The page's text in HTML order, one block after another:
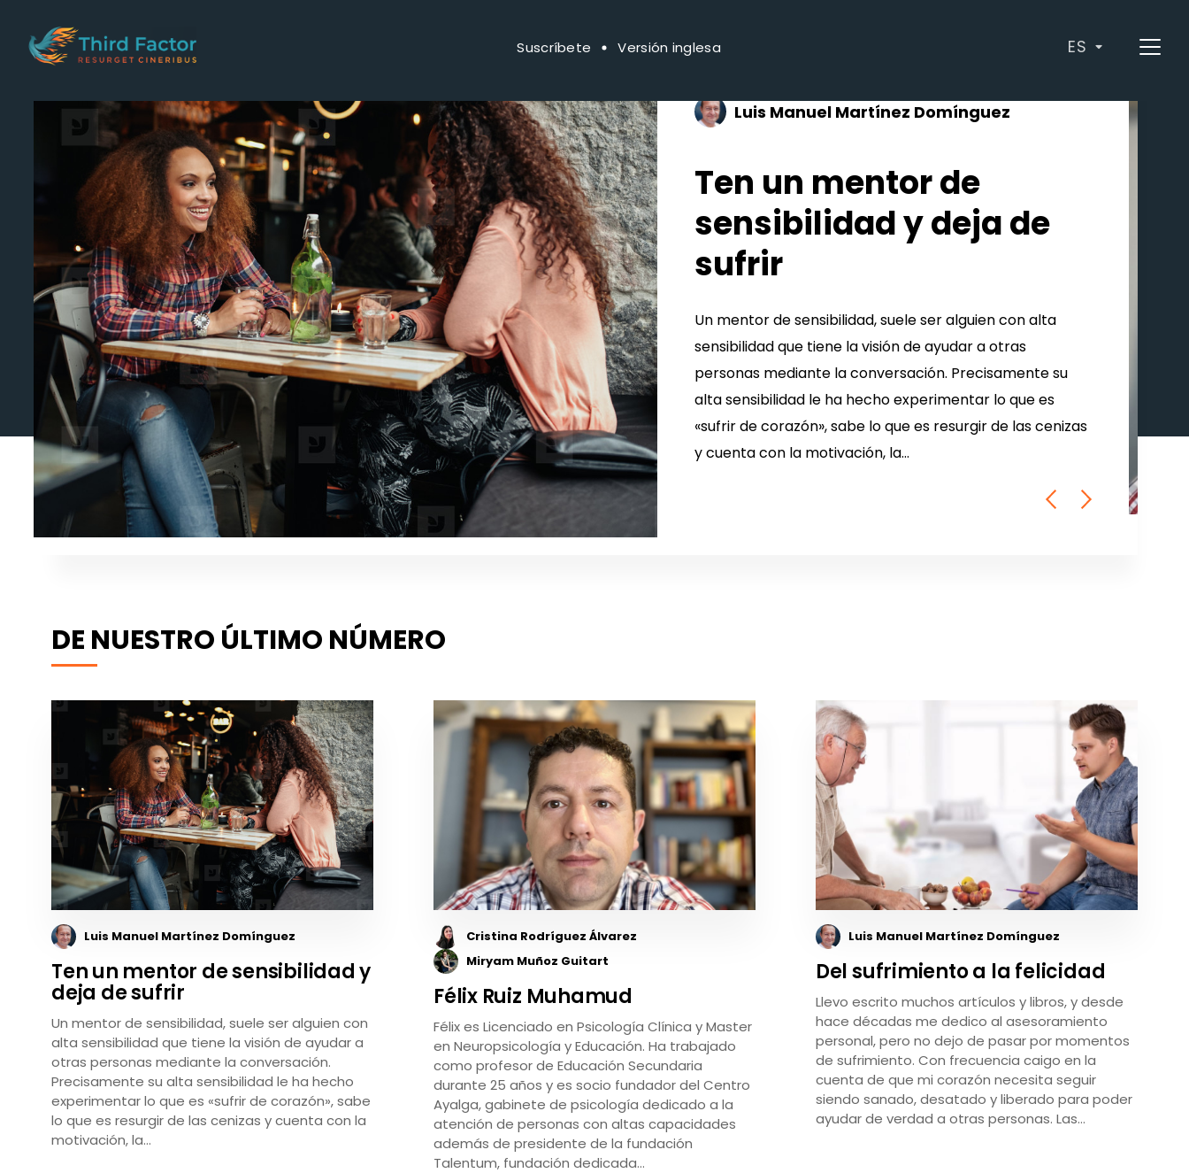
Suscríbete Versión inglesa ES
Luis Manuel Martínez Domínguez
Ten un mentor de
sensibilidad y deja de
sufrir
Un mentor de sensibilidad, suele ser alguien con alta
sensibilidad que tiene la visión de ayudar a otras
personas mediante la conversación. Precisamente su
alta sensibilidad le ha hecho experimentar lo que es
«sufrir de corazón», sabe lo que es resurgir de las cenizas
y cuenta con la motivación, la…
DE NUESTRO ÚLTIMO NÚMERO
Luis Manuel Martínez Domínguez
Ten un mentor de sensibilidad y
deja de sufrir
Un mentor de sensibilidad, suele ser alguien con
alta sensibilidad que tiene la visión de ayudar a
otras personas mediante la conversación.
Precisamente su alta sensibilidad le ha hecho
experimentar lo que es «sufrir de corazón», sabe
lo que es resurgir de las cenizas y cuenta con la
motivación, la…
Cristina Rodríguez Álvarez
Miryam Muñoz Guitart
Félix Ruiz Muhamud
Félix es Licenciado en Psicología Clínica y Master
en Neuropsicología y Educación. Ha trabajado
como profesor de Educación Secundaria
durante 25 años y es socio fundador del Centro
Ayalga, gabinete de psicología dedicado a la
atención de personas con altas capacidades
además de presidente de la fundación
Talentum, fundación dedicada…
Luis Manuel Martínez Domínguez
Del sufrimiento a la felicidad
Llevo escrito muchos artículos y libros, y desde
hace décadas me dedico al asesoramiento
personal, pero no dejo de pasar por momentos
de sufrimiento. Con frecuencia caigo en la
cuenta de que mi corazón necesita seguir
siendo sanado, desatado y liberado para poder
ayudar de verdad a otras personas. Las…